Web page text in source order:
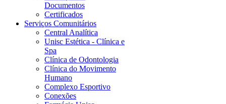
Documentos
Certificados
Serviços Comunitários
Central Analítica
Unisc Estética - Clínica e
Spa
Clínica de Odontologia
Clínica do Movimento
Humano
Complexo Esportivo
Conexões